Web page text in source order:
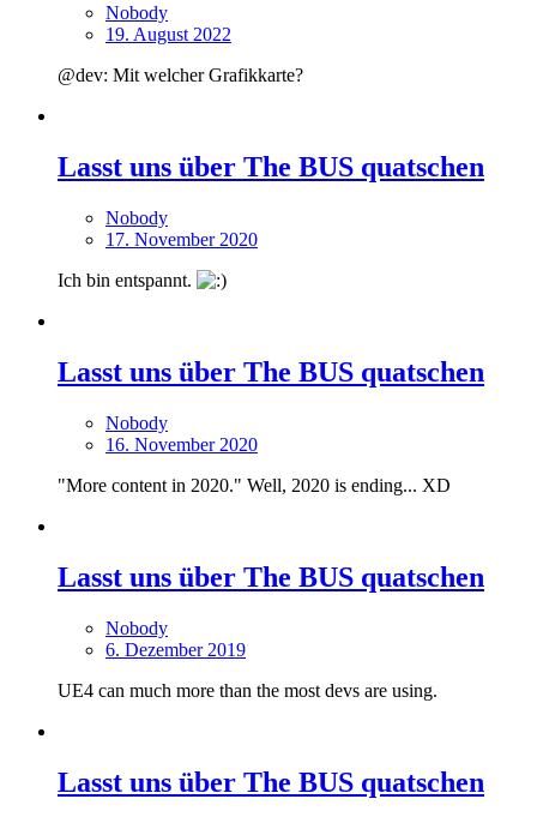
Nobody
19. August 2022
@dev: Mit welcher Grafikkarte?
Lasst uns über The BUS quatschen
Nobody
17. November 2020
Ich bin entspannt.
Lasst uns über The BUS quatschen
Nobody
16. November 2020
"More content in 2020." Well, 2020 is ending... XD
Lasst uns über The BUS quatschen
Nobody
6. Dezember 2019
UE4 can much more than the most devs are using.
Lasst uns über The BUS quatschen